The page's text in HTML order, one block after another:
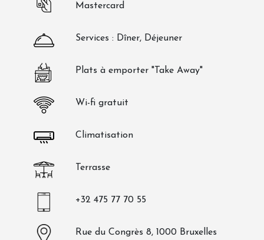
Mastercard
Services : Dîner, Déjeuner
Plats à emporter "Take Away"
Wi-fi gratuit
Climatisation
Terrasse
+32 475 77 70 55
Rue du Congrès 8, 1000 Bruxelles